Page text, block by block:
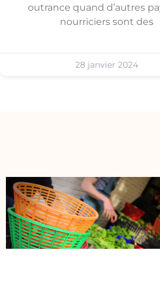
outrance quand d’autres
nourriciers sont des
28 janvier 2024